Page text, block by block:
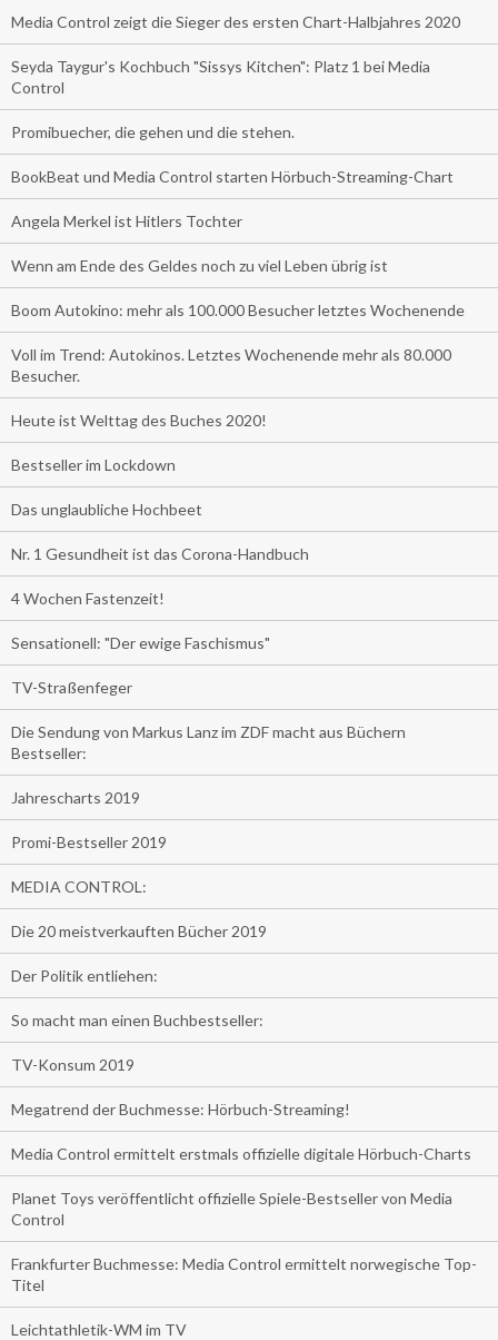
Media Control zeigt die Sieger des ersten Chart-Halbjahres 2020
Seyda Taygur's Kochbuch "Sissys Kitchen": Platz 1 bei Media
Control
Promibuecher, die gehen und die stehen.
BookBeat und Media Control starten Hörbuch-Streaming-Chart
Angela Merkel ist Hitlers Tochter
Wenn am Ende des Geldes noch zu viel Leben übrig ist
Boom Autokino: mehr als 100.000 Besucher letztes Wochenende
Voll im Trend: Autokinos. Letztes Wochenende mehr als 80.000
Besucher.
Heute ist Welttag des Buches 2020!
Bestseller im Lockdown
Das unglaubliche Hochbeet
Nr. 1 Gesundheit ist das Corona-Handbuch
4 Wochen Fastenzeit!
Sensationell: "Der ewige Faschismus"
TV-Straßenfeger
Die Sendung von Markus Lanz im ZDF macht aus Büchern
Bestseller:
Jahrescharts 2019
Promi-Bestseller 2019
MEDIA CONTROL:
Die 20 meistverkauften Bücher 2019
Der Politik entliehen:
So macht man einen Buchbestseller:
TV-Konsum 2019
Megatrend der Buchmesse: Hörbuch-Streaming!
Media Control ermittelt erstmals offizielle digitale Hörbuch-Charts
Planet Toys veröffentlicht offizielle Spiele-Bestseller von Media
Control
Frankfurter Buchmesse: Media Control ermittelt norwegische Top-
Titel
Leichtathletik-WM im TV